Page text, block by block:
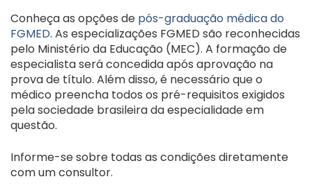
Conheça as opções de pós-graduação médica do
FGMED. As especializações FGMED são reconhecidas
pelo Ministério da Educação (MEC). A formação de
especialista será concedida após aprovação na
prova de título. Além disso, é necessário que o
médico preencha todos os pré-requisitos exigidos
pela sociedade brasileira da especialidade em
questão.
Informe-se sobre todas as condições diretamente
com um consultor.